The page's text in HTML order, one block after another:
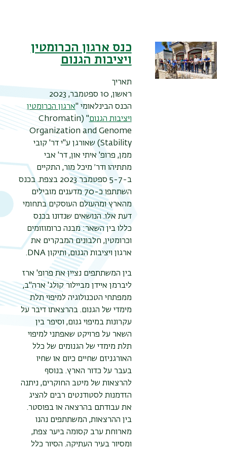
כנס ארגון הכרומטין
ויציבות הגנום
תאריך
ראשון, 10 ספטמבר, 2023
הכנס הבינלאומי "ארגון הכרומטין
ויציבות הגנום
" (Chromatin
Organization and Genome
Stability) שאורגן ע"י דר' קובי
ממן, פרופ' איתי און, דר' אבי
מתתיהו ודר׳ מיכל מור, התקיים
ב-5-7 ספטמבר 2023 בצפת. בכנס
השתתפו כ-70 מדענים מובילים
מהארץ ומהעולם העוסקים בתחומי
דעת אלו. הנושאים שנדונו בכנס
כללו בין השאר: מבנה כרומוזומים
וכרומטין, חלבונים המבקרים את
ארגון ויציבות הגנום, ותיקוןDNA
.
בין המשתתפים נציין את פרופ' ארז
ליברמן איידן מביילור קולג' ארה"ב,
ממפתחי הטכנולוגיה למיפוי תלת
מימדי של הגנום. בהרצאתו דיבר על
עקרונות במיפוי גנום, וסיפר בין
השאר על פרויקט שאפתני למיפוי
תלת מימדי של הגנומים של כלל
האורגניזם שחיים כיום או שחיו
בעבר על כדור הארץ. בנוסף
להרצאות של מיטב החוקרים, ניתנה
הזדמנות לסטודנטים רבים להציג
את עבודתם בהרצאה או בפוסטר.
בין ההרצאות, המשתתפים נהנו
מארוחת ערב קסומה ביער צפת,
ומסיור בעיר העתיקה. הסיור כלל